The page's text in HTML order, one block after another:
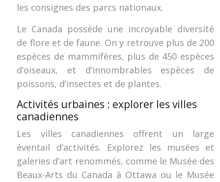
les consignes des parcs nationaux.
Le Canada possède une incroyable diversité
de flore et de faune. On y retrouve plus de 200
espèces de mammifères, plus de 450 espèces
d’oiseaux, et d’innombrables espèces de
poissons, d’insectes et de plantes.
Activités urbaines : explorer les villes
canadiennes
Les villes canadiennes offrent un large
éventail d’activités. Explorez les musées et
galeries d’art renommés, comme le Musée des
Beaux-Arts du Canada à Ottawa ou le Musée